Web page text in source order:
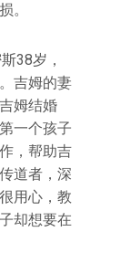
。
38岁，
吉姆的妻
姆结婚
一个孩子
，帮助吉
道者，深
用心，教
却想要在